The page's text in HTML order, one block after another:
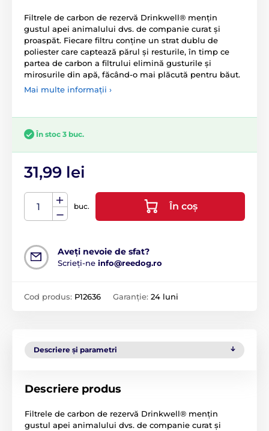
Filtrele de carbon de rezervă Drinkwell® mențin
gustul apei animalului dvs. de companie curat și
proaspăt. Fiecare filtru conține un strat dublu de
poliester care captează părul și resturile, în timp ce
partea de carbon a filtrului elimină gusturile și
mirosurile din apă, făcând-o mai plăcută pentru băut.
Mai multe informații ›
În stoc 3 buc.
31,99 lei
buc. În coș
Aveți nevoie de sfat?
Scrieți-ne info@reedog.ro
Cod produs: P12636 Garanție: 24 luni
Descriere și parametri
Descriere produs
Filtrele de carbon de rezervă Drinkwell® mențin
gustul apei animalului dvs. de companie curat și